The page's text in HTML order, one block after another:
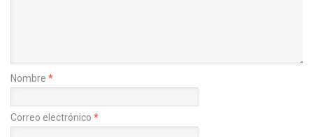
Nombre *
Correo electrónico *